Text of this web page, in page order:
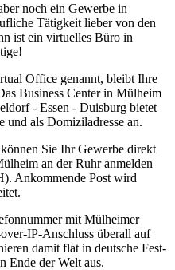
noch ein Gewerbe in
Tätigkeit lieber von den
ist ein virtuelles Büro in
Office genannt, bleibt Ihre
Business Center in Mülheim
- Essen - Duisburg bietet
und als Domiziladresse an.
Sie Ihr Gewerbe direkt
an der Ruhr anmelden
Ankommende Post wird
mit Mülheimer
IP-Anschluss überall auf
damit flat in deutsche Fest-
Ende der Welt aus.